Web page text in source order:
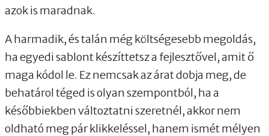
azok is maradnak.
A harmadik, és talán még költségesebb megoldás,
ha egyedi sablont készíttetsz a fejlesztővel, amit ő
maga kódol le. Ez nemcsak az árat dobja meg, de
behatárol téged is olyan szempontból, ha a
későbbiekben változtatni szeretnél, akkor nem
oldható meg pár klikkeléssel, hanem ismét mélyen